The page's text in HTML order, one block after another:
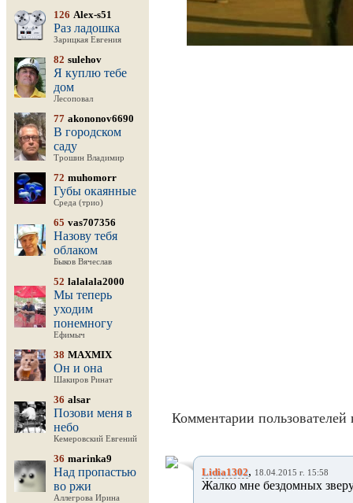
126 Alex-s51
Раз ладошка
Зарицкая Евгения
82 sulehov
Я куплю тебе
дом
Лесоповал
77 akononov6690
В городском
саду
Трошин Владимир
72 muhomorr
Губы окаянные
Среда (трио)
65 vas707356
Назову тебя
облаком
Быков Вячеслав
52 lalalala2000
Мы теперь
уходим
понемногу
Ефимыч
38 MAXMIX
Он и она
Шакиров Ринат
36 alsar
Позови меня в
небо
Кемеровский Евгений
36 marinka9
Над пропастью
во ржи
Аллегрова Ирина
Комментарии пользователей
Lidia1302, 18.04.2015 г. 15:58
Жалко мне бездомных